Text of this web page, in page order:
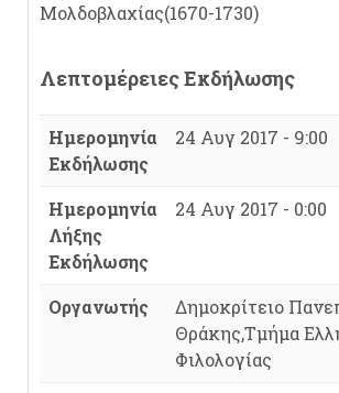
Μολδοβλαχίας(1670-1730)
Λεπτομέρειες Εκδήλωσης
Ημερομηνία
Εκδήλωσης
24 Αυγ 2017 - 9:00
Ημερομηνία
Λήξης
Εκδήλωσης
24 Αυγ 2017 - 0:00
Οργανωτής
Δημοκρίτειο
Θράκης,Τμήμα
Φιλολογίας